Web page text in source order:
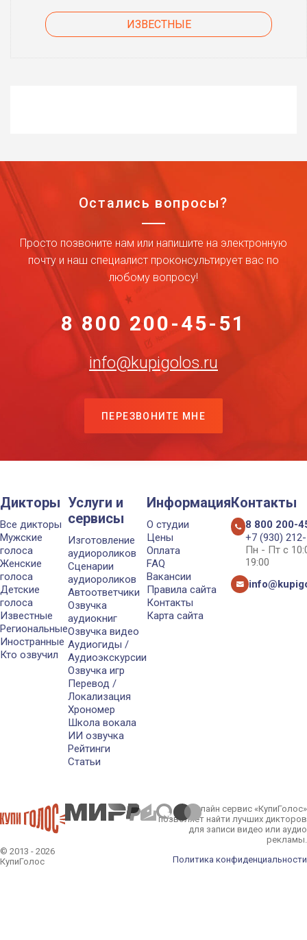
ИЗВЕСТНЫЕ
Остались вопросы?
Просто позвоните нам или напишите на электронную
почту и наш специалист проконсультирует вас по
любому вопросу!
8 800 200-45-51
info@kupigolos.ru
ПЕРЕЗВОНИТЕ МНЕ
Дикторы
Все дикторы
Мужские
голоса
Женские
голоса
Детские
голоса
Известные
Региональные
Иностранные
Кто озвучил
Услуги и
сервисы
Изготовление
аудиороликов
Сценарии
аудиороликов
Автоответчики
Озвучка
аудиокниг
Озвучка видео
Аудиогиды /
Аудиоэкскурсии
Озвучка игр
Перевод /
Локализация
Хрономер
Школа вокала
ИИ озвучка
Рейтинги
Статьи
Информация
О студии
Цены
Оплата
FAQ
Вакансии
Правила сайта
Контакты
Карта сайта
Контакты
8 800 200-
+7 (930)
Пн - Пт с
19:00
© 2013 - 2026
КупиГолос
Онлайн сервис «КупиГолос»
позволяет найти лучших дикторов
для записи видео или аудио
рекламы.
Политика конфиденциальности